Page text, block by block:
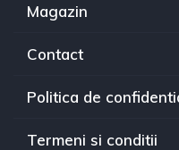
Magazin
Contact
Politica de
Termeni si conditii